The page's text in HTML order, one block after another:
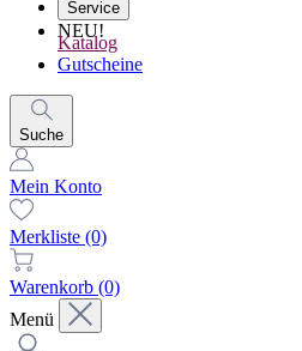
Service
NEU!
Katalog
Gutscheine
Suche
Mein Konto
Merkliste (0)
Warenkorb (0)
Menü